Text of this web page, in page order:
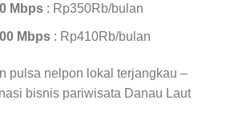
Mbps: Rp350Rb/bulan
Mbps: Rp410Rb/bulan
pulsa nelpon lokal terjangkau –
bisnis pariwisata Danau Laut